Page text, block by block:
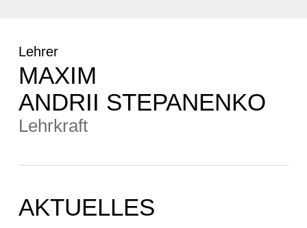
Lehrer
MAXIM
ANDRII STEPANENKO
Lehrkraft
AKTUELLES